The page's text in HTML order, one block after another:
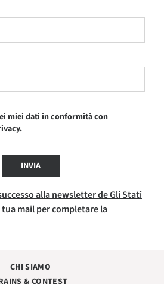
miei dati in conformità con
INVIA
alla newsletter de Gli Stati
mail per completare la
CHI SIAMO
& CONTEST